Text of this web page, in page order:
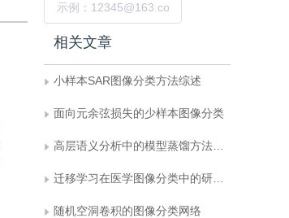
相关文章
小样本SAR图像分类方法综述
面向元余弦损失的少样本图像分类
高层语义分析中的模型蒸馏方法综述
迁移学习在医学图像分类中的研究进展
随机空洞卷积的图像分类网络